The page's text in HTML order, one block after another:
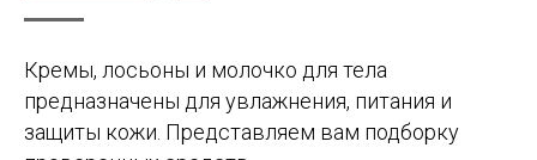
Кремы, лосьоны и молочко для тела
предназначены для увлажнения, питания и
защиты кожи. Представляем вам подборку